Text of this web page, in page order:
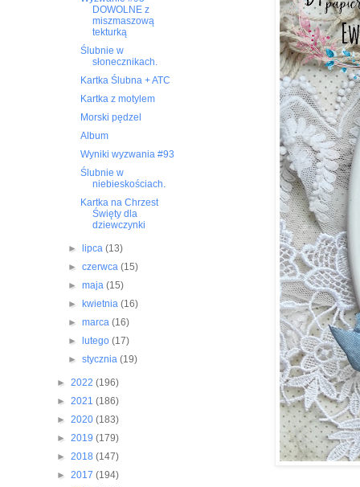
DOWOLNE z
miszmaszową
tekturką
Ślubnie w
słonecznikach.
Kartka Ślubna + ATC
Kartka z motylem
Morski pędzel
Album
Wyniki wyzwania #93
Ślubnie w
niebieskościach.
Kartka na Chrzest
Święty dla
dziewczynki
► lipca(13)
►czerwca(15)
►maja(15)
►
kwietnia(16)
►marca(16)
►
lutego(17)
►stycznia(19)
► 2022 (196)
► 2021 (186)
► 2020 (183)
► 2019 (179)
► 2018 (147)
► 2017 (194)